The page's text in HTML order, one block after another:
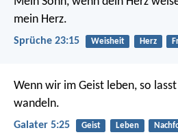
mein Herz.
Sprüche 23:15 Weisheit Herz
Wenn wir im Geist leben, so
wandeln.
Galater 5:25 Geist Leben